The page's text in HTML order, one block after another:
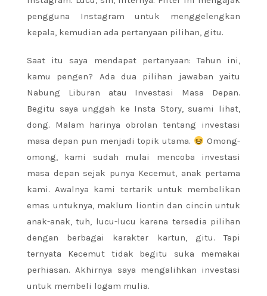
pengguna Instagram untuk menggelengkan
kepala, kemudian ada pertanyaan pilihan, gitu.
Saat itu saya mendapat pertanyaan: Tahun ini,
kamu pengen? Ada dua pilihan jawaban yaitu
Nabung Liburan atau Investasi Masa Depan.
Begitu saya unggah ke Insta Story, suami lihat,
dong. Malam harinya obrolan tentang investasi
masa depan pun menjadi topik utama.
Omong-
omong, kami sudah mulai mencoba investasi
masa depan sejak punya Kecemut, anak pertama
kami. Awalnya kami tertarik untuk membelikan
emas untuknya, maklum liontin dan cincin untuk
anak-anak, tuh, lucu-lucu karena tersedia pilihan
dengan berbagai karakter kartun, gitu. Tapi
ternyata Kecemut tidak begitu suka memakai
perhiasan. Akhirnya saya mengalihkan investasi
untuk membeli logam mulia.